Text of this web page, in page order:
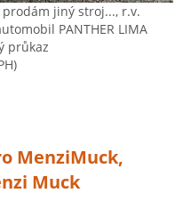
jiný stroj..., r.v.
PANTHER LIMA
průkaz
MenziMuck,
Muck